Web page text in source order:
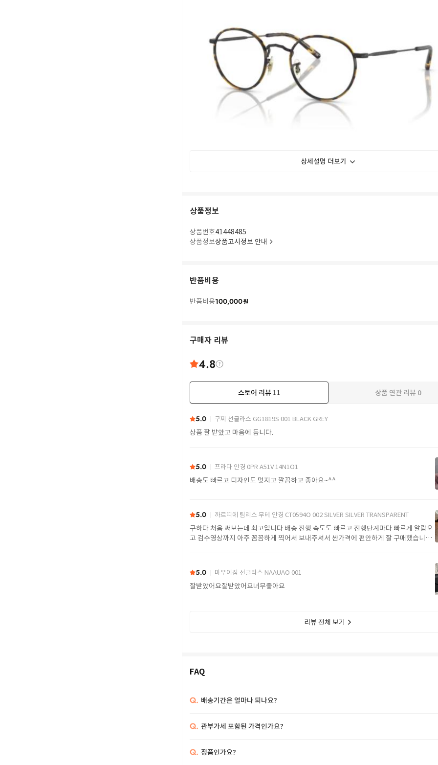
상세설명 더보기
상품정보
상품번호41448485
상품정보상품고시정보 안내
반품비용
반품비용100,000원
구매자 리뷰
4.8
스토어 리뷰 11 상품 연관 리뷰 0
5.0 구찌 선글라스 GG1819S 001 BLACK GREY
상품 잘 받았고 마음에 듭니다.
5.0 프라다 안경 0PR A51V 14N1O1
배송도 빠르고 디자인도 멋지고 깔끔하고 좋아요~^^
5.0 까르띠에 림리스 무테 안경 CT0594O 002 SILVER SILVER TRANSPARENT
구하다 처음 써보는데 최고입니다 배송 진행 속도도 빠르고 진행단계마다 빠르게 알람오
고 검수영상까지 아주 꼼꼼하게 찍어서 보내주셔서 싼가격에 편안하게 잘 구매했습니다.
5.0 마우이짐 선글라스 NAAUAO 001
잘받았어요잘받았어요너무좋아요
리뷰 전체 보기
FAQ
Q. 배송기간은 얼마나 되나요?
Q. 관부가세 포함된 가격인가요?
Q. 정품인가요?